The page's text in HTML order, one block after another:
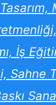
İş
Sahne